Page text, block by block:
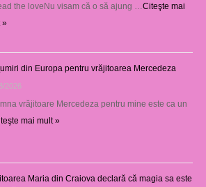
the loveNu visam că o să ajung …Citeşte mai
»
din Europa pentru vrăjitoarea Mercedeza
2026
vrăjitoare Mercedeza pentru mine este ca un
mai mult »
Maria din Craiova declară că magia sa este